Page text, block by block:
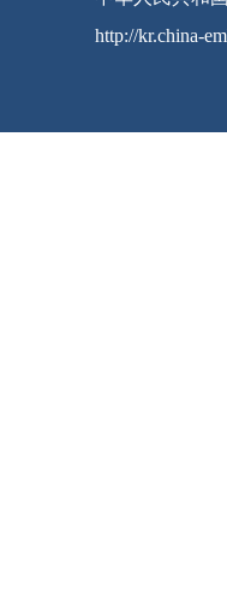
http://kr.china-